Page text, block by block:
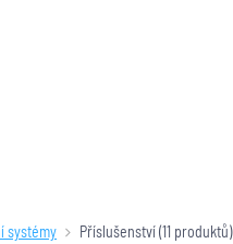
systémy Příslušenství(11 produktů)